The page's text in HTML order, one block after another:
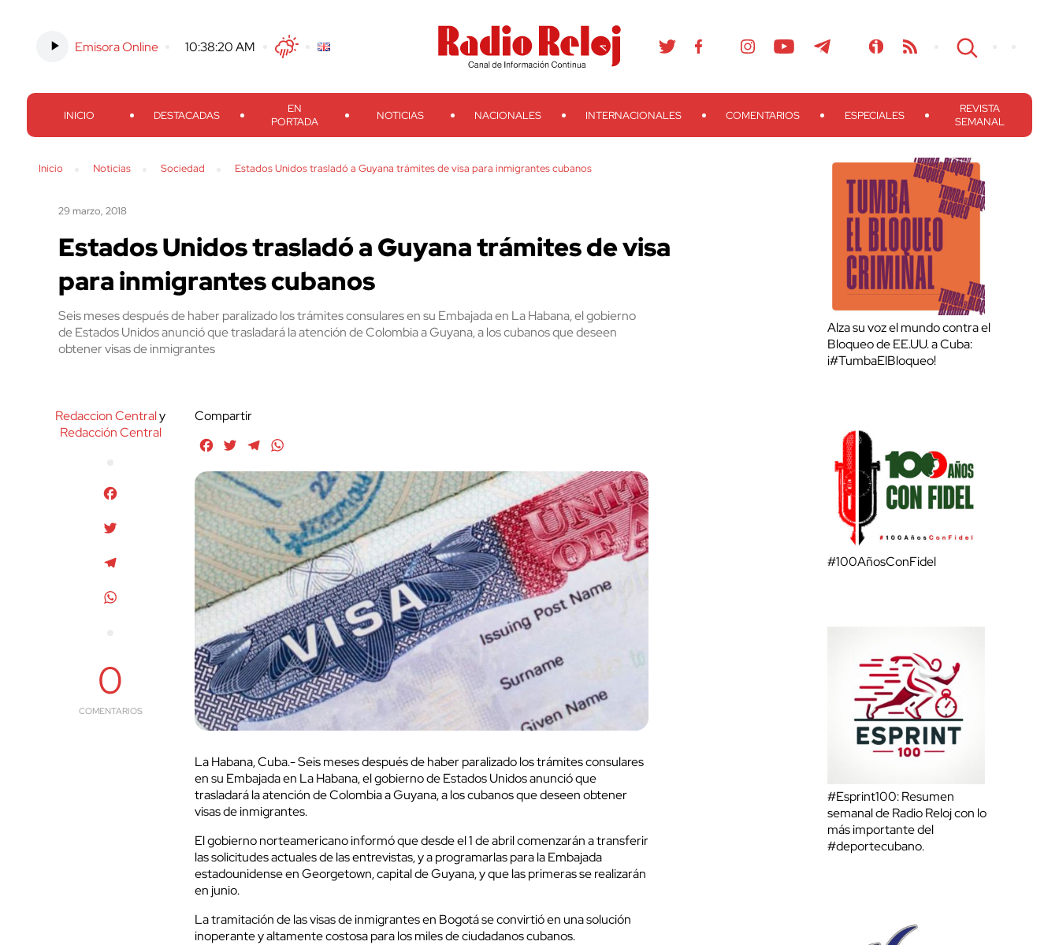
Emisora Online -10:38:21 AMTwitterFacebook
Threads
Instagram TelegramTeveo Ivoox RSS Search
INICIO DESTACADAS
EN
PORTADA
NOTICIAS NACIONALES INTERNACIONALES COMENTARIOS ESPECIALES
REVISTA
SEMANAL
Inicio Noticias Sociedad Estados Unidos trasladó a Guyana trámites de visa para inmigrantes cubanos
29 marzo, 2018
Estados Unidos trasladó a Guyana trámites de visa
para inmigrantes cubanos
Seis meses después de haber paralizado los trámites consulares en su Embajada en La Habana, el gobierno
de Estados Unidos anunció que trasladará la atención de Colombia a Guyana, a los cubanos que deseen
obtener visas de inmigrantes
Redaccion Centraly
Redacción Central
0
COMENTARIOS
Compartir
FacebookTwitterTelegram
La Habana, Cuba.- Seis meses después de haber paralizado los trámites consulares
en su Embajada en La Habana, el gobierno de Estados Unidos anunció que
trasladará la atención de Colombia a Guyana, a los cubanos que deseen obtener
visas de inmigrantes.
El gobierno norteamericano informó que desde el 1 de abril comenzarán a transferir
las solicitudes actuales de las entrevistas, y a programarlas para la Embajada
estadounidense en Georgetown, capital de Guyana, y que las primeras se realizarán
en junio.
La tramitación de las visas de inmigrantes en Bogotá se convirtió en una solución
inoperante y altamente costosa para los miles de ciudadanos cubanos.
Alza su voz el mundo contra el
Bloqueo de EE.UU. a Cuba:
¡#TumbaElBloqueo!
#100AñosConFidel
#Esprint100: Resumen
semanal de Radio Reloj con lo
más importante del
#deportecubano.